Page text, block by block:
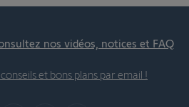
nos vidéos, notices et FAQ
et bons plans par email !